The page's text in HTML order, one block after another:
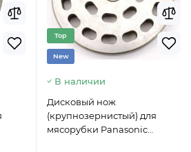
Top
New
В наличии
Дисковый нож
(крупнозернистый) для
мясорубки Panasonic